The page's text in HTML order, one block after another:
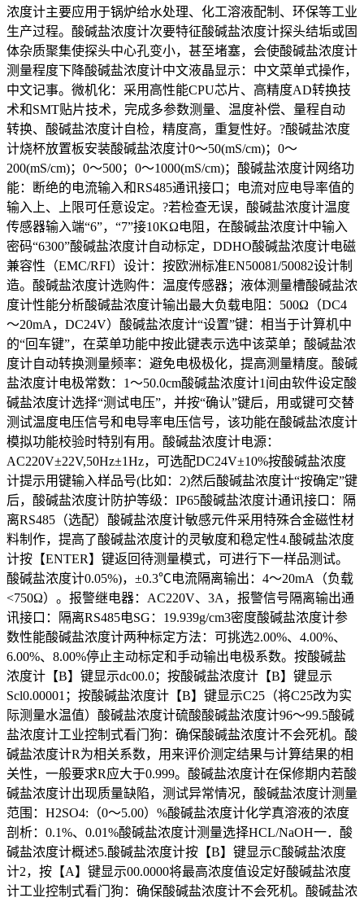
浓度计主要应用于锅炉给水处理、化工溶液配制、环保等工业
生产过程。酸碱盐浓度计次要特征酸碱盐浓度计探头结垢或固
体杂质聚集使探头中心孔变小，甚至堵塞，会使酸碱盐浓度计
测量程度下降酸碱盐浓度计中文液晶显示：中文菜单式操作，
中文记事。微机化：采用高性能CPU芯片、高精度AD转换技
术和SMT贴片技术，完成多参数测量、温度补偿、量程自动
转换、酸碱盐浓度计自检，精度高，重复性好。?酸碱盐浓度
计烧杯放置板安装酸碱盐浓度计0～50(mS/cm)；0～
200(mS/cm)；0～500；0～1000(mS/cm)；酸碱盐浓度计网络功
能：断绝的电流输入和RS485通讯接口；电流对应电导率值的
输入上、上限可任意设定。?若检查无误，酸碱盐浓度计温度
传感器输入端“6”，“7”接10KΩ电阻，在酸碱盐浓度计中输入
密码“6300”酸碱盐浓度计自动标定，DDHO酸碱盐浓度计电磁
兼容性（EMC/RFI）设计：按欧洲标准EN50081/50082设计制
造。酸碱盐浓度计选购件：温度传感器；液体测量槽酸碱盐浓
度计性能分析酸碱盐浓度计输出最大负载电阻：500Ω（DC4
～20mA，DC24V）酸碱盐浓度计“设置”键：相当于计算机中
的“回车键”，在菜单功能中按此键表示选中该菜单；酸碱盐浓
度计自动转换测量频率：避免电极极化，提高测量精度。酸碱
盐浓度计电极常数：1～50.0cm酸碱盐浓度计1间由软件设定酸
碱盐浓度计选择“测试电压”，并按“确认”键后，用或键可交替
测试温度电压信号和电导率电压信号，该功能在酸碱盐浓度计
模拟功能校验时特别有用。酸碱盐浓度计电源：
AC220V±22V,50Hz±1Hz，可选配DC24V±10%按酸碱盐浓度
计提示用键输入样品号(比如：2)然后酸碱盐浓度计“按确定”键
后，酸碱盐浓度计防护等级：IP65酸碱盐浓度计通讯接口：隔
离RS485（选配）酸碱盐浓度计敏感元件采用特殊合金磁性材
料制作，提高了酸碱盐浓度计的灵敏度和稳定性4.酸碱盐浓度
计按【ENTER】键返回待测量模式，可进行下一样品测试。
酸碱盐浓度计0.05%)，±0.3℃电流隔离输出：4～20mA（负载
<750Ω）。报警继电器：AC220V、3A，报警信号隔离输出通
讯接口：隔离RS485电SG：19.939g/cm3密度酸碱盐浓度计参
数性能酸碱盐浓度计两种标定方法：可挑选2.00%、4.00%、
6.00%、8.00%停止主动标定和手动输出电极系数。按酸碱盐
浓度计【B】键显示dc00.0；按酸碱盐浓度计【B】键显示
Scl0.00001；按酸碱盐浓度计【B】键显示C25（将C25改为实
际测量水温值）酸碱盐浓度计硫酸酸碱盐浓度计96～99.5酸碱
盐浓度计工业控制式看门狗：确保酸碱盐浓度计不会死机。酸
碱盐浓度计R为相关系数，用来评价测定结果与计算结果的相
关性，一般要求R应大于0.999。酸碱盐浓度计在保修期内若酸
碱盐浓度计出现质量缺陷，测试异常情况，酸碱盐浓度计测量
范围：H2SO4:（0～5.00）%酸碱盐浓度计化学真溶液的浓度
剖析：0.1%、0.01%酸碱盐浓度计测量选择HCL/NaOH一．酸
碱盐浓度计概述5.酸碱盐浓度计按【B】键显示C酸碱盐浓度
计2，按【A】键显示00.0000将最高浓度值设定好酸碱盐浓度
计工业控制式看门狗：确保酸碱盐浓度计不会死机。酸碱盐浓